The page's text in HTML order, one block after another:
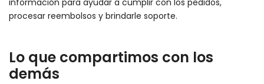
información para ayudar a cumplir con los pedidos,
procesar reembolsos y brindarle soporte.
Lo que compartimos con los
demás